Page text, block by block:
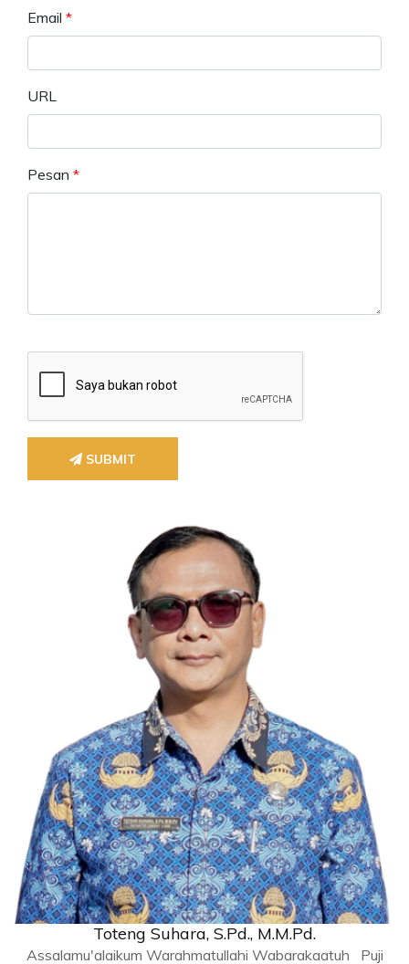
Email *
URL
Pesan *
SUBMIT
Toteng Suhara, S.Pd., M.M.Pd.
Assalamu'alaikum Warahmatullahi Wabarakaatuh Puji